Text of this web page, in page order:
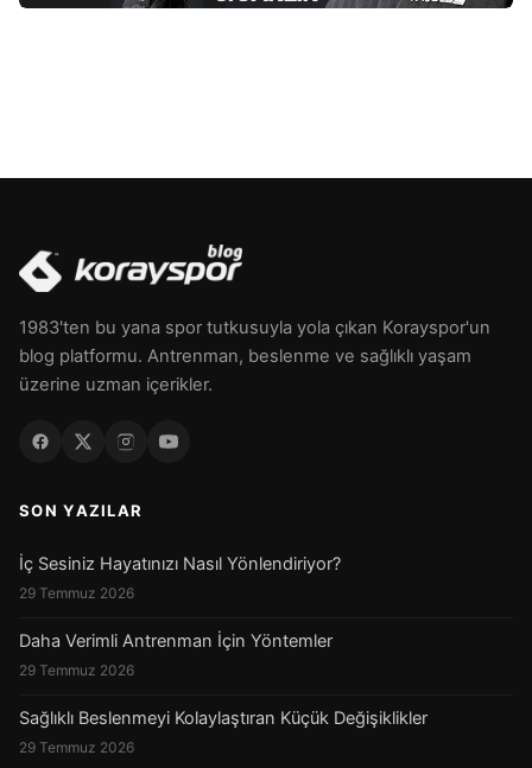
1983'ten bu yana spor tutkusuyla yola çıkan Korayspor'un
blog platformu. Antrenman, beslenme ve sağlıklı yaşam
üzerine uzman içerikler.
SON YAZILAR
İç Sesiniz Hayatınızı Nasıl Yönlendiriyor?
29 Temmuz 2026
Daha Verimli Antrenman İçin Yöntemler
29 Temmuz 2026
Sağlıklı Beslenmeyi Kolaylaştıran Küçük Değişiklikler
29 Temmuz 2026